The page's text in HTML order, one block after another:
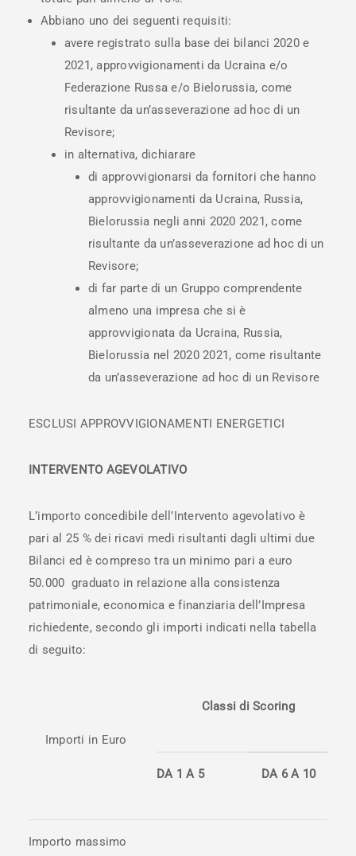
Abbiano uno dei seguenti requisiti:
avere registrato sulla base dei bilanci 2020 e
2021, approvvigionamenti da Ucraina e/o
Federazione Russa e/o Bielorussia, come
risultante da un’asseverazione ad hoc di un
Revisore;
in alternativa, dichiarare
di approvvigionarsi da fornitori che hanno
approvvigionamenti da Ucraina, Russia,
Bielorussia negli anni 2020 2021, come
risultante da un’asseverazione ad hoc di un
Revisore;
di far parte di un Gruppo comprendente
almeno una impresa che si è
approvvigionata da Ucraina, Russia,
Bielorussia nel 2020 2021, come risultante
da un’asseverazione ad hoc di un Revisore
ESCLUSI APPROVVIGIONAMENTI ENERGETICI
INTERVENTO AGEVOLATIVO
L’importo concedibile dell’Intervento agevolativo è
pari al 25 % dei ricavi medi risultanti dagli ultimi due
Bilanci ed è compreso tra un minimo pari a euro
50.000 graduato in relazione alla consistenza
patrimoniale, economica e finanziaria dell’Impresa
richiedente, secondo gli importi indicati nella tabella
di seguito:
Importi in Euro
Classi di Scoring
DA 1 A 5 DA 6 A 10
Importo massimo